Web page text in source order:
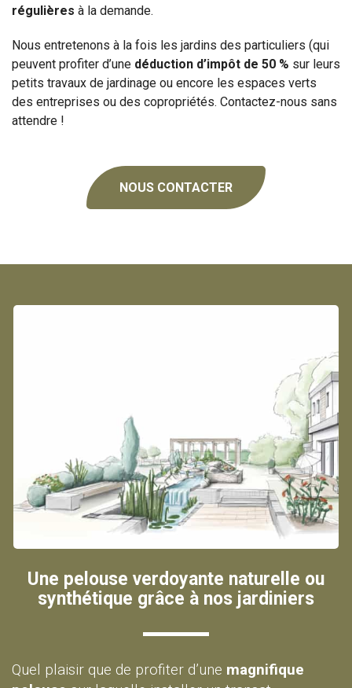
régulières à la demande.
Nous entretenons à la fois les jardins des particuliers (qui
peuvent profiter d’une déduction d’impôt de 50 % sur leurs
petits travaux de jardinage ou encore les espaces verts
des entreprises ou des copropriétés. Contactez-nous sans
attendre !
NOUS CONTACTER
Une pelouse verdoyante naturelle ou
synthétique grâce à nos jardiniers
Quel plaisir que de profiter d’une magnifique